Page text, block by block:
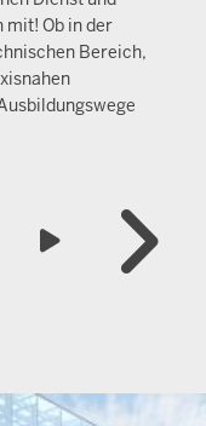
mit! Ob in der
Bereich,